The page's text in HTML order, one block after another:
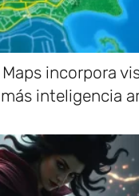
incorpora
inteligencia